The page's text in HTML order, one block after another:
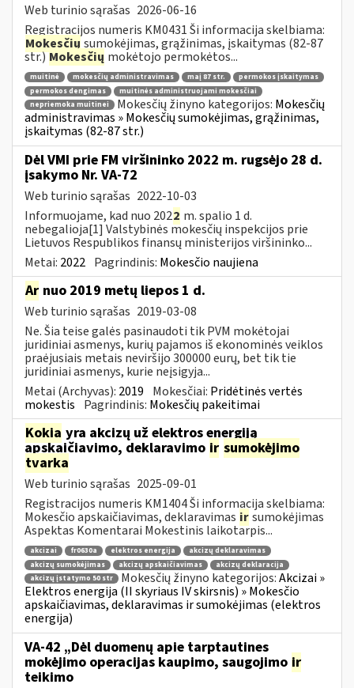
Web turinio sąrašas 2026-06-16
Registracijos numeris KM0431 Ši informacija skelbiama:
Mokesčių sumokėjimas, grąžinimas, įskaitymas (82-87
str.)Mokesčių mokėtojo permokėtos...
muitinė mokesčių administravimas maį 87 str.
permokos įskaitymas
permokos dengimas
muitinės administruojami mokesčiai
nepriemoka muitinei
Mokesčių žinyno kategorijos: Mokesčių
administravimas » Mokesčių sumokėjimas, grąžinimas,
įskaitymas (82-87 str.)
Dėl VMI prie FM viršininko 2022 m. rugsėjo 28 d.
įsakymo Nr. VA-72
Web turinio sąrašas 2022-10-03
Informuojame, kad nuo 2022 m. spalio 1 d.
nebegalioja[1] Valstybinės mokesčių inspekcijos prie
Lietuvos Respublikos finansų ministerijos viršininko...
Metai: 2022 Pagrindinis: Mokesčio naujiena
Ar nuo 2019 metų liepos 1 d.
Web turinio sąrašas 2019-03-08
Ne. Šia teise galės pasinaudoti tik PVM mokėtojai
juridiniai asmenys, kurių pajamos iš ekonominės veiklos
praėjusiais metais neviršijo 300000 eurų, bet tik tie
juridiniai asmenys, kurie neįsigyja...
Metai (Archyvas): 2019 Mokesčiai: Pridėtinės vertės
mokestis Pagrindinis: Mokesčių pakeitimai
Kokia yra akcizų už elektros energiją
apskaičiavimo, deklaravimo ir sumokėjimo
tvarka
Web turinio sąrašas 2025-09-01
Registracijos numeris KM1404 Ši informacija skelbiama:
Mokesčio apskaičiavimas, deklaravimas irsumokėjimas
Aspektas Komentarai Mokestinis laikotarpis...
akcizai fr0630a elektros energija
akcizų deklaravimas
akcizų sumokėjimas
akcizų apskaičiavimas
akcizų deklaracija
akcizų įstatymo 50 str
Mokesčių žinyno kategorijos:Akcizai »
Elektros energija (II skyriaus IV skirsnis) » Mokesčio
apskaičiavimas, deklaravimas ir sumokėjimas (elektros
energija)
VA-42 „Dėl duomenų apie tarptautines
mokėjimo operacijas kaupimo, saugojimo ir
teikimo